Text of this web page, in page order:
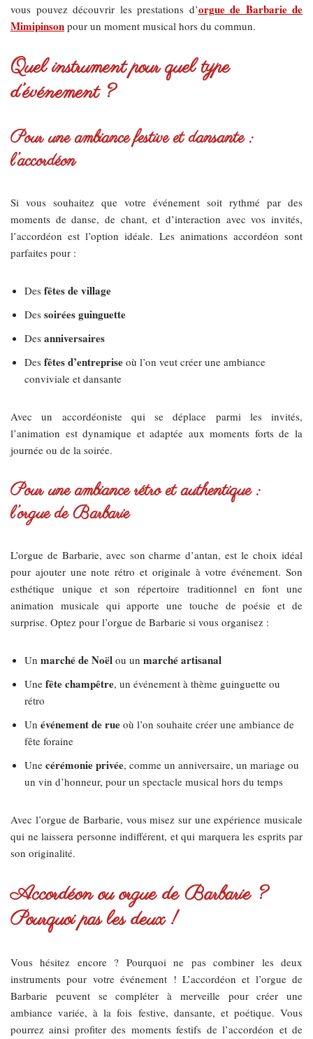
vous pouvez découvrir les prestations d’orgue de Barbarie de
Mimipinson pour un moment musical hors du commun.
Quel instrument pour quel type
d’événement ?
Pour une ambiance festive et dansante :
l’accordéon
Si vous souhaitez que votre événement soit rythmé par des
moments de danse, de chant, et d’interaction avec vos invités,
l’accordéon est l’option idéale. Les animations accordéon sont
parfaites pour :
Des fêtes de village
Des soirées guinguette
Des anniversaires
Des fêtes d’entreprise où l’on veut créer une ambiance
conviviale et dansante
Avec un accordéoniste qui se déplace parmi les invités,
l’animation est dynamique et adaptée aux moments forts de la
journée ou de la soirée.
Pour une ambiance rétro et authentique :
l’orgue de Barbarie
L’orgue de Barbarie, avec son charme d’antan, est le choix idéal
pour ajouter une note rétro et originale à votre événement. Son
esthétique unique et son répertoire traditionnel en font une
animation musicale qui apporte une touche de poésie et de
surprise. Optez pour l’orgue de Barbarie si vous organisez :
Un marché de Noël ou un marché artisanal
Une fête champêtre, un événement à thème guinguette ou
rétro
Un événement de rue où l’on souhaite créer une ambiance de
fête foraine
Une cérémonie privée, comme un anniversaire, un mariage ou
un vin d’honneur, pour un spectacle musical hors du temps
Avec l’orgue de Barbarie, vous misez sur une expérience musicale
qui ne laissera personne indifférent, et qui marquera les esprits par
son originalité.
Accordéon ou orgue de Barbarie ?
Pourquoi pas les deux !
Vous hésitez encore ? Pourquoi ne pas combiner les deux
instruments pour votre événement ! L’accordéon et l’orgue de
Barbarie peuvent se compléter à merveille pour créer une
ambiance variée, à la fois festive, dansante, et poétique. Vous
pourrez ainsi profiter des moments festifs de l’accordéon et de